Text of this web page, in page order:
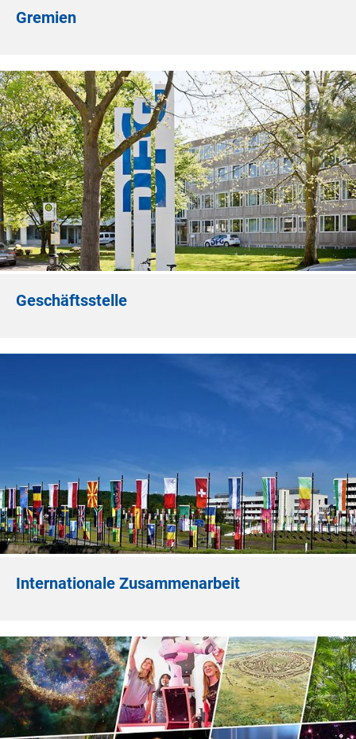
Gremien
Geschäftsstelle
Internationale Zusammenarbeit